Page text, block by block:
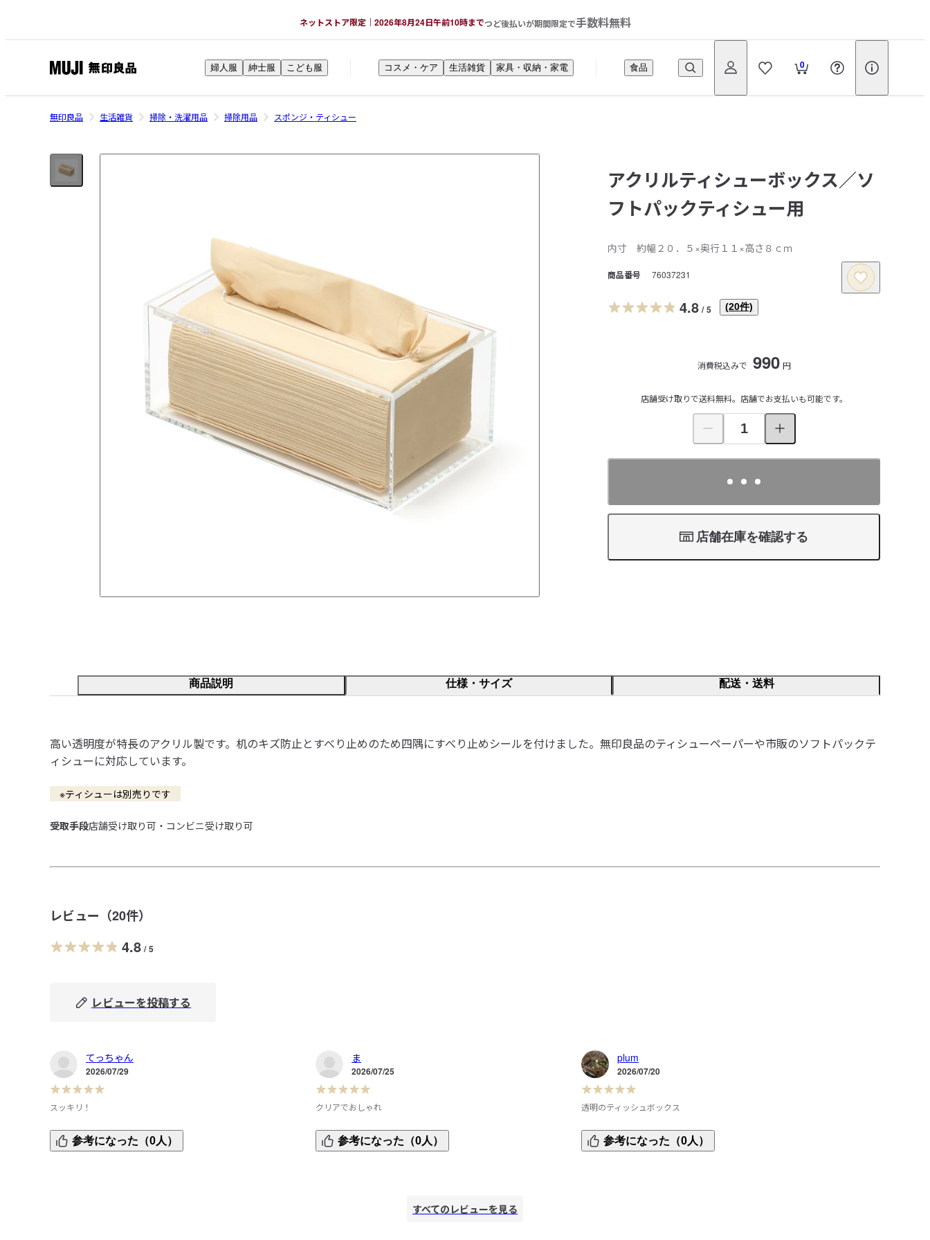
ネットストア限定｜2026年8月24日午前10時までつど後払いが期間限定で手数料無料
印
良
ネ
ッ
ト
0
婦人服 紳士服 こども服 コスメ・ケア 生活雑貨 家具・収納・家電 食品
無印良品 生活雑貨 掃除・洗濯用品 掃除用品 スポンジ・ティシュー
アクリルティシューボックス／ソ
フトパックティシュー用
内寸 約幅２０．５×奥行１１×高さ８ｃｍ
商品番号 76037231
4.8 / 5 (20件)
消費税込みで 990 円
店舗受け取りで送料無料。店舗でお支払いも可能です。
店舗在庫を確認する
商品説明 仕様・サイズ 配送・送料
高い透明度が特長のアクリル製です。机のキズ防止とすべり止めのため四隅にすべり止めシールを付けました。無印良品のティシューペーパーや市販のソフトパックテ
ィシューに対応しています。
※ティシューは別売りです
受取手段店舗受け取り可・コンビニ受け取り可
レビュー（20件）
4.8 / 5
レビューを投稿する
てっちゃん
2026/07/29
スッキリ！
圧迫感が全くなく、もっと早く買えば良かったと思いまし
た。 参考になった（0人）
ま
2026/07/25
クリアでおしゃれ
残量もわかるし、最後までストレスなくティッシュを取り出
せます。参考になった（0人）
plum
2026/07/20
透明のティッシュボックス
市販のティッシュを入れています。
サイズもピッタリで、透明のケースが清潔感があり気に入っ
参考になった（0人）
すべてのレビューを見る